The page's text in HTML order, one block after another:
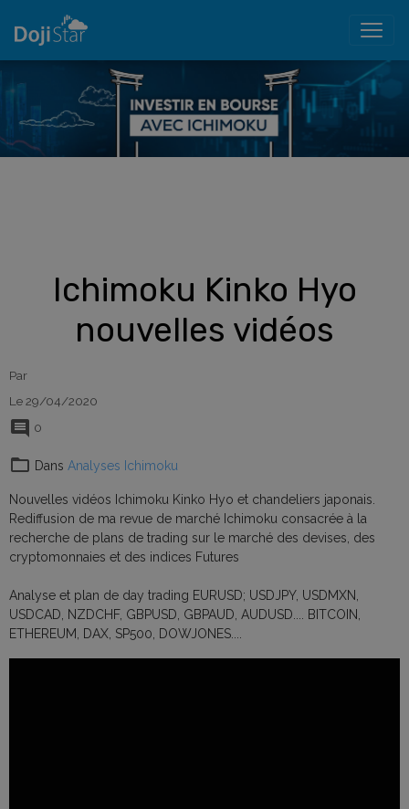
Ichimoku Kinko Hyo
nouvelles vidéos
Par
Le 29/04/2020
0
Dans Analyses Ichimoku
Nouvelles vidéos Ichimoku Kinko Hyo et chandeliers japonais.
Rediffusion de ma revue de marché Ichimoku consacrée à la
recherche de plans de trading sur le marché des devises, des
cryptomonnaies et des indices Futures
Analyse et plan de day trading EURUSD; USDJPY, USDMXN,
USDCAD, NZDCHF, GBPUSD, GBPAUD, AUDUSD.... BITCOIN,
ETHEREUM, DAX, SP500, DOWJONES....